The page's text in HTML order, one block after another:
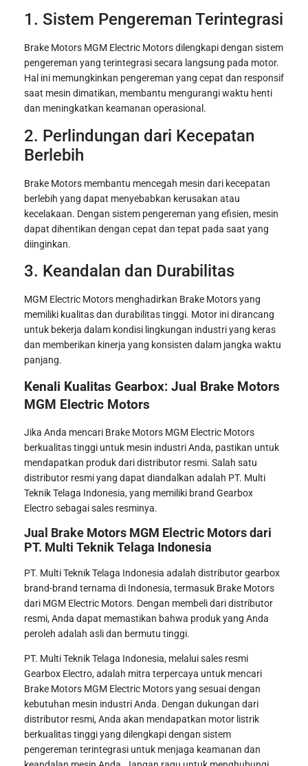
1. Sistem Pengereman Terintegrasi
Brake Motors MGM Electric Motors dilengkapi dengan sistem
pengereman yang terintegrasi secara langsung pada motor.
Hal ini memungkinkan pengereman yang cepat dan responsif
saat mesin dimatikan, membantu mengurangi waktu henti
dan meningkatkan keamanan operasional.
2. Perlindungan dari Kecepatan
Berlebih
Brake Motors membantu mencegah mesin dari kecepatan
berlebih yang dapat menyebabkan kerusakan atau
kecelakaan. Dengan sistem pengereman yang efisien, mesin
dapat dihentikan dengan cepat dan tepat pada saat yang
diinginkan.
3. Keandalan dan Durabilitas
MGM Electric Motors menghadirkan Brake Motors yang
memiliki kualitas dan durabilitas tinggi. Motor ini dirancang
untuk bekerja dalam kondisi lingkungan industri yang keras
dan memberikan kinerja yang konsisten dalam jangka waktu
panjang.
Kenali Kualitas Gearbox: Jual Brake Motors
MGM Electric Motors
Jika Anda mencari Brake Motors MGM Electric Motors
berkualitas tinggi untuk mesin industri Anda, pastikan untuk
mendapatkan produk dari distributor resmi. Salah satu
distributor resmi yang dapat diandalkan adalah PT. Multi
Teknik Telaga Indonesia, yang memiliki brand Gearbox
Electro sebagai sales resminya.
Jual Brake Motors MGM Electric Motors dari
PT. Multi Teknik Telaga Indonesia
PT. Multi Teknik Telaga Indonesia adalah distributor gearbox
brand-brand ternama di Indonesia, termasuk Brake Motors
dari MGM Electric Motors. Dengan membeli dari distributor
resmi, Anda dapat memastikan bahwa produk yang Anda
peroleh adalah asli dan bermutu tinggi.
PT. Multi Teknik Telaga Indonesia, melalui sales resmi
Gearbox Electro, adalah mitra terpercaya untuk mencari
Brake Motors MGM Electric Motors yang sesuai dengan
kebutuhan mesin industri Anda. Dengan dukungan dari
distributor resmi, Anda akan mendapatkan motor listrik
berkualitas tinggi yang dilengkapi dengan sistem
pengereman terintegrasi untuk menjaga keamanan dan